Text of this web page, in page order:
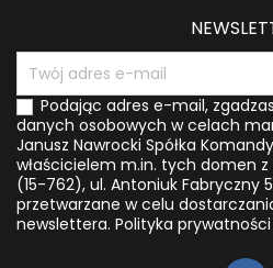
Podając adres e-mail,
danych osobowych w celach
Janusz Nawrocki Spółka
właścicielem m.in. tych domen z
(15-762), ul. Antoniuk Fabryczny
przetwarzane w celu
newslettera. Polityka